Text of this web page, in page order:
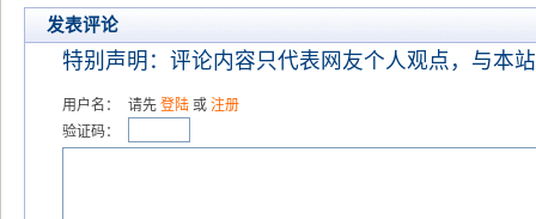
发表评论
特别声明：评论内容只代表网友个人观点，与本
用户名： 请先 登陆或 注册
验证码：